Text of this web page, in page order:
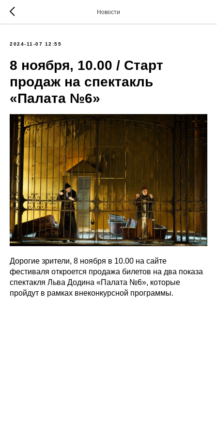
Новости
2024-11-07 12:55
8 ноября, 10.00 / Старт
продаж на спектакль
«Палата №6»
Дорогие зрители, 8 ноября в 10.00 на сайте
фестиваля откроется продажа билетов на два показа
спектакля Льва Додина «Палата №6», которые
пройдут в рамках внеконкурсной программы.